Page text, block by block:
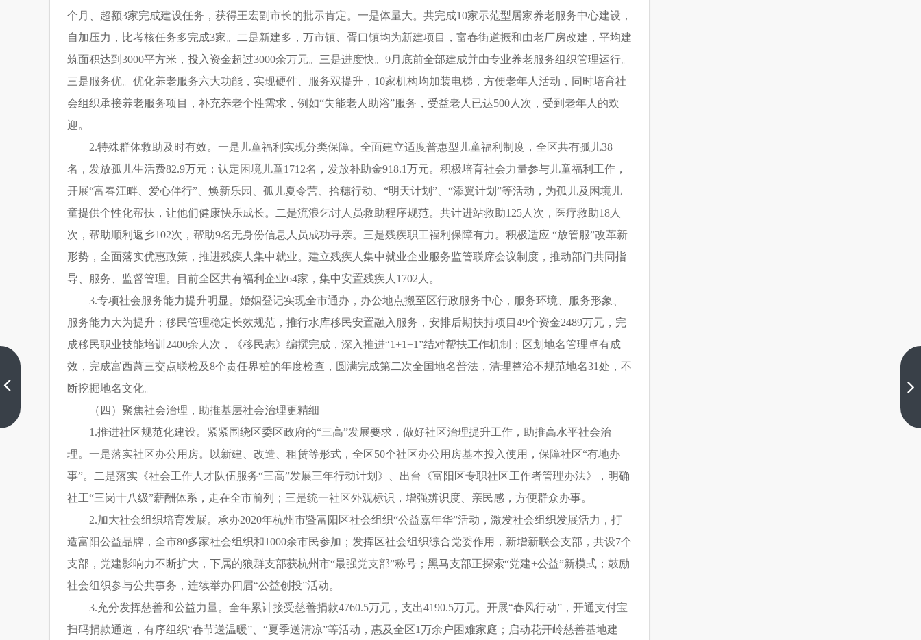
个月、超额3家完成建设任务，获得王宏副市长的批示肯定。一是体量大。共完成10家示范型居家养老服务中心建设，
自加压力，比考核任务多完成3家。二是新建多，万市镇、胥口镇均为新建项目，富春街道振和由老厂房改建，平均建
筑面积达到3000平方米，投入资金超过3000余万元。三是进度快。9月底前全部建成并由专业养老服务组织管理运行。
三是服务优。优化养老服务六大功能，实现硬件、服务双提升，10家机构均加装电梯，方便老年人活动，同时培育社
会组织承接养老服务项目，补充养老个性需求，例如“失能老人助浴”服务，受益老人已达500人次，受到老年人的欢
迎。
2.特殊群体救助及时有效。一是儿童福利实现分类保障。全面建立适度普惠型儿童福利制度，全区共有孤儿38
名，发放孤儿生活费82.9万元；认定困境儿童1712名，发放补助金918.1万元。积极培育社会力量参与儿童福利工作，
开展“富春江畔、爱心伴行”、焕新乐园、孤儿夏令营、拾穗行动、“明天计划”、“添翼计划”等活动，为孤儿及困境儿
童提供个性化帮扶，让他们健康快乐成长。二是流浪乞讨人员救助程序规范。共计进站救助125人次，医疗救助18人
次，帮助顺利返乡102次，帮助9名无身份信息人员成功寻亲。三是残疾职工福利保障有力。积极适应 “放管服”改革新
形势，全面落实优惠政策，推进残疾人集中就业。建立残疾人集中就业企业服务监管联席会议制度，推动部门共同指
导、服务、监督管理。目前全区共有福利企业64家，集中安置残疾人1702人。
3.专项社会服务能力提升明显。婚姻登记实现全市通办，办公地点搬至区行政服务中心，服务环境、服务形象、
服务能力大为提升；移民管理稳定长效规范，推行水库移民安置融入服务，安排后期扶持项目49个资金2489万元，完
成移民职业技能培训2400余人次，《移民志》编撰完成，深入推进“1+1+1”结对帮扶工作机制；区划地名管理卓有成
效，完成富西萧三交点联检及8个责任界桩的年度检查，圆满完成第二次全国地名普法，清理整治不规范地名31处，不
断挖掘地名文化。
（四）聚焦社会治理，助推基层社会治理更精细
1.推进社区规范化建设。紧紧围绕区委区政府的“三高”发展要求，做好社区治理提升工作，助推高水平社会治
理。一是落实社区办公用房。以新建、改造、租赁等形式，全区50个社区办公用房基本投入使用，保障社区“有地办
事”。二是落实《社会工作人才队伍服务“三高”发展三年行动计划》、出台《富阳区专职社区工作者管理办法》，明确
社工“三岗十八级”薪酬体系，走在全市前列；三是统一社区外观标识，增强辨识度、亲民感，方便群众办事。
2.加大社会组织培育发展。承办2020年杭州市暨富阳区社会组织“公益嘉年华”活动，激发社会组织发展活力，打
造富阳公益品牌，全市80多家社会组织和1000余市民参加；发挥区社会组织综合党委作用，新增新联会支部，共设7个
支部，党建影响力不断扩大，下属的狼群支部获杭州市“最强党支部”称号；黑马支部正探索“党建+公益”新模式；鼓励
社会组织参与公共事务，连续举办四届“公益创投”活动。
3.充分发挥慈善和公益力量。全年累计接受慈善捐款4760.5万元，支出4190.5万元。开展“春风行动”，开通支付宝
扫码捐款通道，有序组织“春节送温暖”、“夏季送清凉”等活动，惠及全区1万余户困难家庭；启动花开岭慈善基地建